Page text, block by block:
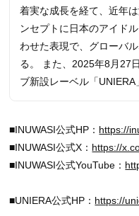
着実な成長を経て、近年
ンセプトに日本のアイド
わせた表現で、グローバ
る。 また、2025年8月27
ブ新設レーベル「UNIERA
■INUWASI公式HP： https://
■INUWASI公式X： https://
■INUWASI公式YouTube：
■UNIERA公式HP： https://